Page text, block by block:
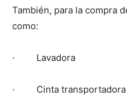
También, para la compra
como:
· Lavadora
· Cinta transportadora